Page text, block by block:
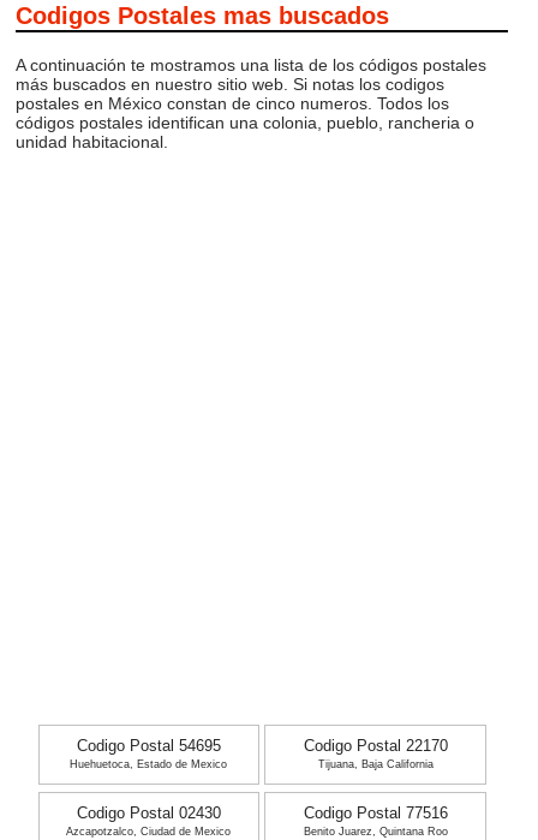
Codigos Postales mas buscados
A continuación te mostramos una lista de los códigos postales
más buscados en nuestro sitio web. Si notas los codigos
postales en México constan de cinco numeros. Todos los
códigos postales identifican una colonia, pueblo, rancheria o
unidad habitacional.
Codigo Postal 54695
Huehuetoca, Estado de Mexico
Codigo Postal 22170
Tijuana, Baja California
Codigo Postal 02430
Azcapotzalco, Ciudad de Mexico
Codigo Postal 77516
Benito Juarez, Quintana Roo